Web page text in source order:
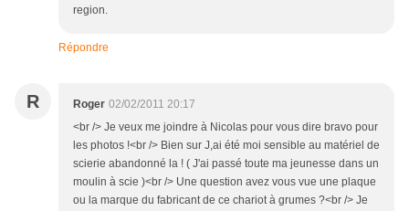
region.
Répondre
R Roger 02/02/2011 20:17
<br /> Je veux me joindre à Nicolas pour vous dire bravo pour
les photos !<br /> Bien sur J,ai été moi sensible au matériel de
scierie abandonné la ! ( J'ai passé toute ma jeunesse dans un
moulin à scie )<br /> Une question avez vous vue une plaque
ou la marque du fabricant de ce chariot à grumes ?<br /> Je